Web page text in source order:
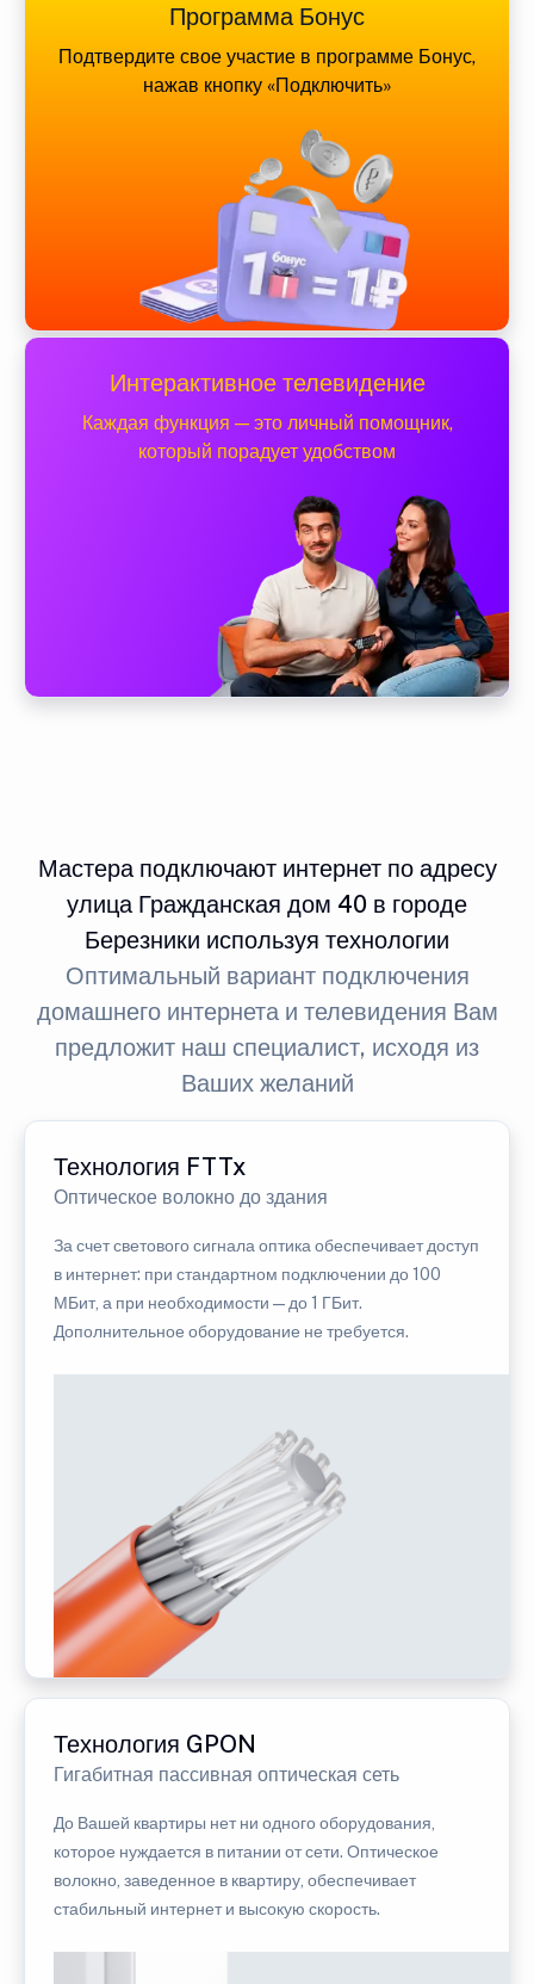
Программа Бонус
Подтвердите свое участие в программе Бонус,
нажав кнопку «Подключить»
Интерактивное телевидение
Каждая функция — это личный помощник,
который порадует удобством
Мастера подключают интернет по адресу
улица Гражданская дом 40 в городе
Березники используя технологии
Оптимальный вариант подключения
домашнего интернета и телевидения Вам
предложит наш специалист, исходя из
Ваших желаний
Технология FTTx
Оптическое волокно до здания
За счет светового сигнала оптика обеспечивает доступ
в интернет: при стандартном подключении до 100
МБит, а при необходимости — до 1 ГБит.
Дополнительное оборудование не требуется.
Технология GPON
Гигабитная пассивная оптическая сеть
До Вашей квартиры нет ни одного оборудования,
которое нуждается в питании от сети. Оптическое
волокно, заведенное в квартиру, обеспечивает
стабильный интернет и высокую скорость.